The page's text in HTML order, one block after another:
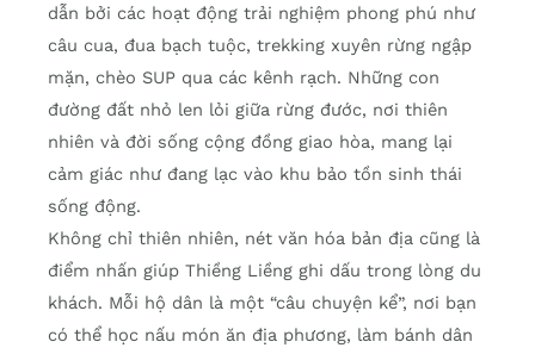
dẫn bởi các hoạt động trải nghiệm phong phú như
câu cua, đua bạch tuộc, trekking xuyên rừng ngập
mặn, chèo SUP qua các kênh rạch. Những con
đường đất nhỏ len lỏi giữa rừng đước, nơi thiên
nhiên và đời sống cộng đồng giao hòa, mang lại
cảm giác như đang lạc vào khu bảo tồn sinh thái
sống động.
Không chỉ thiên nhiên, nét văn hóa bản địa cũng là
điểm nhấn giúp Thiềng Liềng ghi dấu trong lòng du
khách. Mỗi hộ dân là một “câu chuyện kể”, nơi bạn
có thể học nấu món ăn địa phương, làm bánh dân